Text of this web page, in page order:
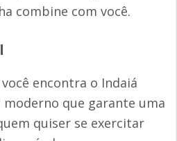
combine com você.
encontra o Indaiá
que garante uma
quiser se exercitar